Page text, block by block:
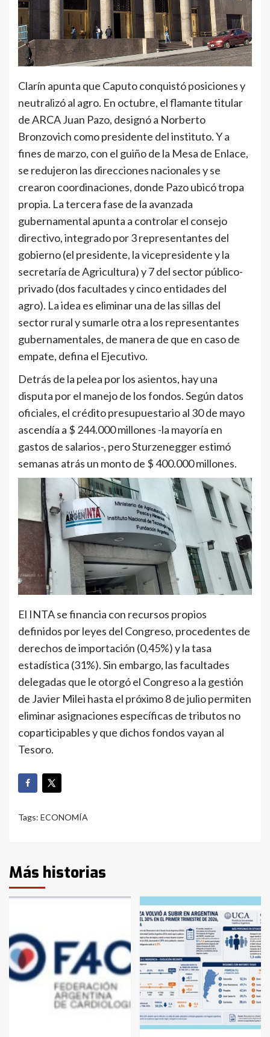
Clarín apunta que Caputo conquistó posiciones y
neutralizó al agro. En octubre, el flamante titular
de ARCA Juan Pazo, designó a Norberto
Bronzovich como presidente del instituto. Y a
fines de marzo, con el guiño de la Mesa de Enlace,
se redujeron las direcciones nacionales y se
crearon coordinaciones, donde Pazo ubicó tropa
propia. La tercera fase de la avanzada
gubernamental apunta a controlar el consejo
directivo, integrado por 3 representantes del
gobierno (el presidente, la vicepresidente y la
secretaría de Agricultura) y 7 del sector público-
privado (dos facultades y cinco entidades del
agro). La idea es eliminar una de las sillas del
sector rural y sumarle otra a los representantes
gubernamentales, de manera de que en caso de
empate, defina el Ejecutivo.
Detrás de la pelea por los asientos, hay una
disputa por el manejo de los fondos. Según datos
oficiales, el crédito presupuestario al 30 de mayo
ascendía a $ 244.000 millones -la mayoría en
gastos de salarios-, pero Sturzenegger estimó
semanas atrás un monto de $ 400.000 millones.
El INTA se financia con recursos propios
definidos por leyes del Congreso, procedentes de
derechos de importación (0,45%) y la tasa
estadística (31%). Sin embargo, las facultades
delegadas que le otorgó el Congreso a la gestión
de Javier Milei hasta el próximo 8 de julio permiten
eliminar asignaciones específicas de tributos no
coparticipables y que dichos fondos vayan al
Tesoro.
Tags: ECONOMÍA
Más historias